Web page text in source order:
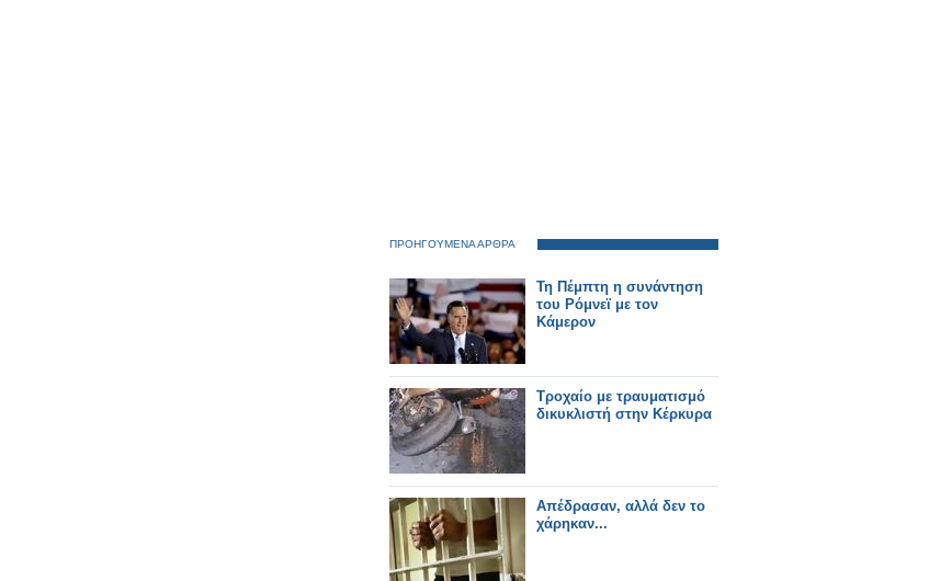
ΠΡΟΗΓΟΥΜΕΝΑ ΑΡΘΡΑ
Τη Πέμπτη η συνάντηση
του Ρόμνεϊ με τον
Κάμερον
Τροχαίο με τραυματισμό
δικυκλιστή στην Κέρκυρα
Απέδρασαν, αλλά δεν το
χάρηκαν...